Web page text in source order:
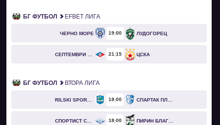
БГ ФУТБОЛ EFBET ЛИГА
ЧЕРНО МОРЕ 19 00 ЛУДОГОРЕЦ
СЕПТЕМВРИ СОФИЯ 21 15 ЦСКА
БГ ФУТБОЛ ВТОРА ЛИГА
RILSKI SPORTIST 18 00 СПАРТАК ПЛЕВЕН
СПОРТИСТ СВОГЕ 18 00 ПИРИН БЛАГОЕВГРАД